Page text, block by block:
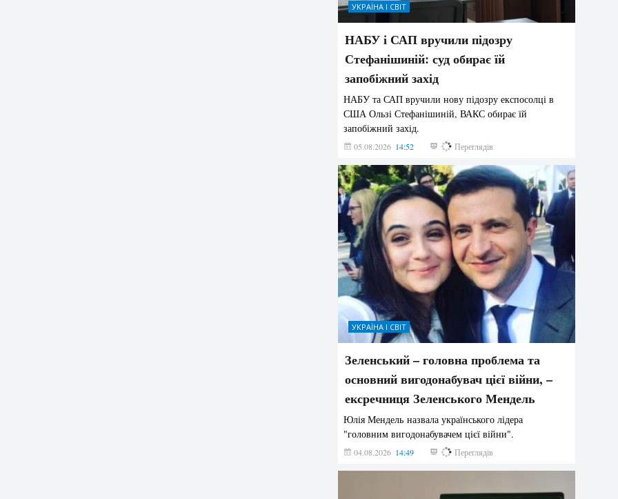
УКРАЇНА І СВІТ
НАБУ і САП вручили підозру
Стефанішиній: суд обирає їй
запобіжний захід
НАБУ та САП вручили нову підозру експосолці в
США Ользі Стефанішиній, ВАКС обирає їй
запобіжний захід.
05.08.2026 14:52 155 Переглядів
УКРАЇНА І СВІТ
Зеленський – головна проблема та
основний вигодонабувач цієї війни, –
ексречниця Зеленського Мендель
Юлія Мендель назвала українського лідера
"головним вигодонабувачем цієї війни".
04.08.2026 14:49 147 Переглядів